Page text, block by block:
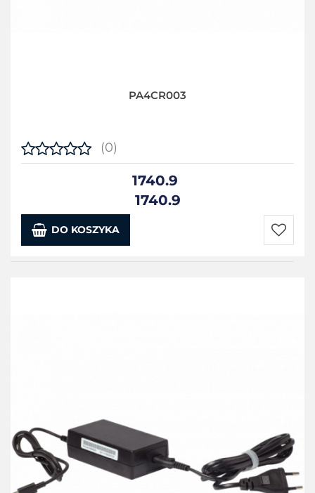
PA4CR003
(0)
1740.9
1740.9
DO KOSZYKA
Do